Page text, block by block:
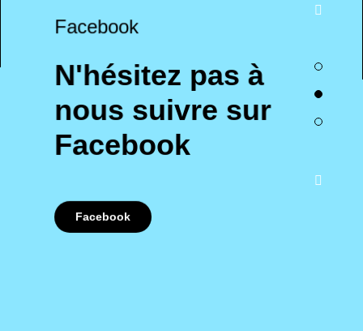
N'hésitez pas à
nous suivre sur
Facebook
Facebook